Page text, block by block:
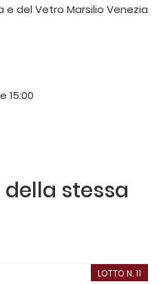
e del Vetro Marsilio Venezia
15:00
stessa
LOTTO N. 11